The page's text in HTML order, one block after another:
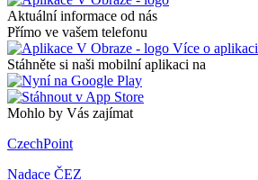
Aktuální informace od nás
Přímo ve vašem telefonu
Více o aplikaci
Stáhněte si naši mobilní aplikaci na
Mohlo by Vás zajímat
CzechPoint
Nadace ČEZ